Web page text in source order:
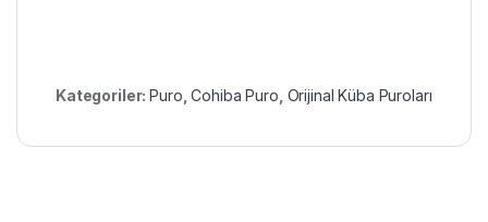
Kategoriler:Puro ,Cohiba Puro Orijinal Küba Puroları